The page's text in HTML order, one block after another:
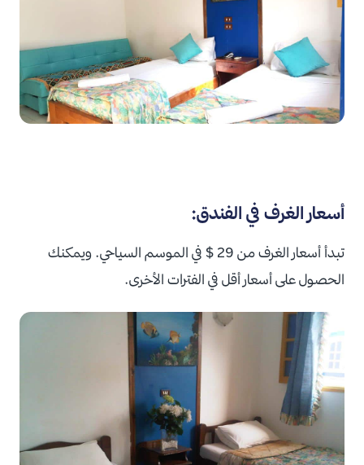
أسعار الغرف في الفندق:
تبدأ أسعار الغرف من 29 $ في الموسم السياحي. ويمكنك
الحصول على أسعار أقل في الفترات الأخرى.